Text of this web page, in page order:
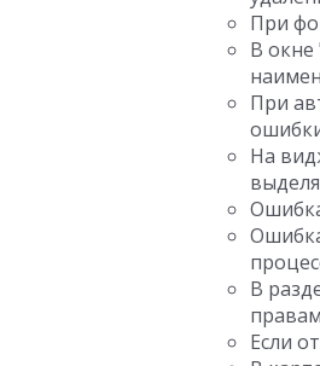
При
В окне
При
На
В
Если